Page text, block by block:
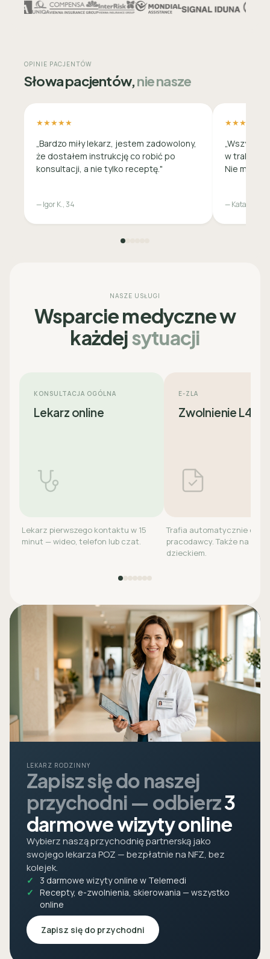
OPINIE PACJENTÓW
Słowa pacjentów,nie nasze
★★★★★
„Bardzo miły lekarz, jestem zadowolony,
że dostałem instrukcję co robić po
konsultacji, a nie tylko receptę."
— Igor K., 34
★★★★★
w trakcie
Nie
— Katarzyna
NASZE USŁUGI
Wsparcie medyczne w
każdejsytuacji
KONSULTACJA OGÓLNA
Lekarz online
Lekarz pierwszego kontaktu w 15
minut — wideo, telefon lub czat.
E-ZLA
Zwolnienie L4
Trafia automatycznie do
pracodawcy. Także na
dzieckiem.
LEKARZ RODZINNY
Zapisz się do naszej
przychodni — odbierz3
darmowe wizyty online
Wybierz naszą przychodnię partnerską jako
swojego lekarza POZ — bezpłatnie na NFZ, bez
kolejek.
3 darmowe wizyty online w Telemedi
Recepty, e-zwolnienia, skierowania — wszystko
online
Zapisz się do przychodni